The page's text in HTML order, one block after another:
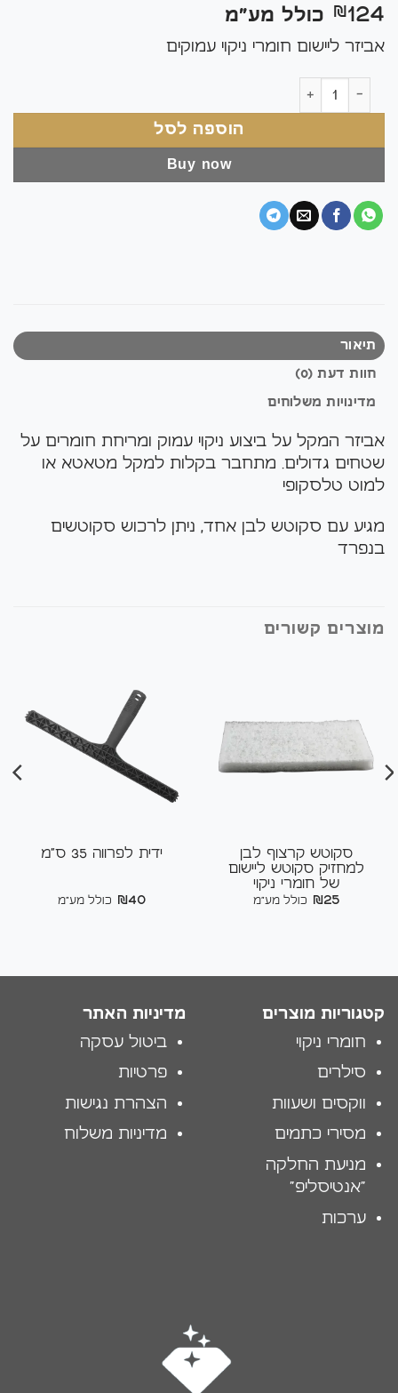
₪124 כולל מע"מ
אביזר ליישום חומרי ניקוי עמוקים
כמות של סט מחזיק סקוטש
הוספה לסל
Buy now
תיאור
חוות דעת (0)
מדינויות משלוחים
אביזר המקל על ביצוע ניקוי עמוק ומריחת חומרים על
שטחים גדולים. מתחבר בקלות למקל מטאטא או
למוט טלסקופי
מגיע עם סקוטש לבן אחד, ניתן לרכוש סקוטשים
בנפרד
מוצרים קשורים
סקוטש קרצוף לבן
למחזיק סקוטש ליישום
של חומרי ניקוי
₪25 כולל מע"מ
ידית לפרווה 35 ס"מ
₪40 כולל מע"מ
קטגוריות מוצרים
חומרי ניקוי
סילרים
ווקסים ושעוות
מסירי כתמים
מניעת החלקה
"אנטיסליפ"
ערכות
מדיניות האתר
ביטול עסקה
פרטיות
הצהרת נגישות
מדיניות משלוח